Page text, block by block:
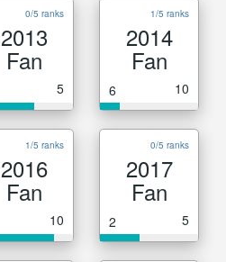
0/5 ranks
2013
Fan
5
1/5 ranks
2014
Fan
6 10
1/5 ranks
2016
Fan
10
0/5 ranks
2017
Fan
2 5